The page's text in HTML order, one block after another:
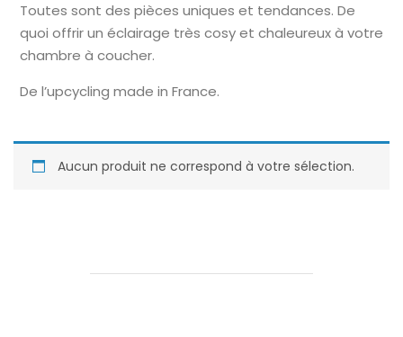
Toutes sont des pièces uniques et tendances. De
quoi offrir un éclairage très cosy et chaleureux à votre
chambre à coucher.
De l’upcycling made in France.
Aucun produit ne correspond à votre sélection.